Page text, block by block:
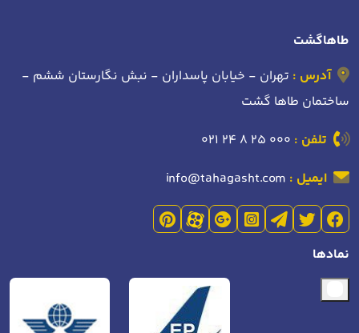
طاهاگشت
آدرس : تهران - خیابان پاسداران - نبش نگارستان ششم -
ساختمان طاها گشت
تلفن : 021 24 8 25 000
ایمیل : info@tahagasht.com
نمادها